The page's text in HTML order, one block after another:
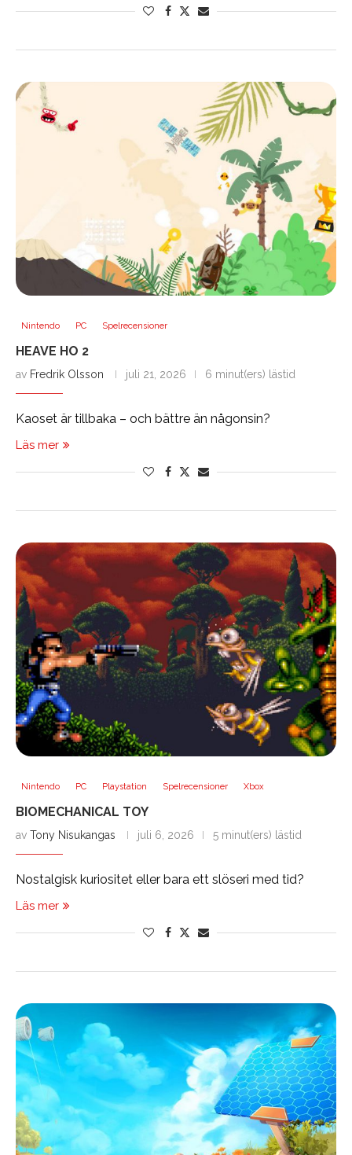
Nintendo PC Spelrecensioner
HEAVE HO 2
av Fredrik Olsson juli 21, 2026 6 minut(ers) lästid
Kaoset är tillbaka – och bättre än någonsin?
Läs mer
Nintendo PC Playstation Spelrecensioner Xbox
BIOMECHANICAL TOY
av Tony Nisukangas juli 6, 2026 5 minut(ers) lästid
Nostalgisk kuriositet eller bara ett slöseri med tid?
Läs mer